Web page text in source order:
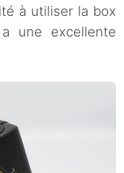
à utiliser la box
une excellente